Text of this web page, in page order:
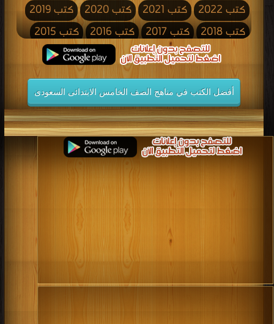
كتب 2022
كتب 2021 كتب 2020
كتب 2019
كتب 2018
كتب 2017 كتب 2016
كتب 2015
كتب 2013 كتب 2012
كتب 2011
كتب 2010
كتب 2009 كتب 2008
كتب 2007
كتب 2006
كتب 2005 كتب 2004
كتب 2003
كتب 2002
كتب 2001 كتب 2000
كتب 1999
كتب 1998
كتب 1997 كتب 1996
كتب 1995
كتب 1994
كتب 1993 كتب 1992
كتب 1991
كتب 1984
كتب 1981 كتب 1980
كتب 1979
كتب 1976
كتب 1975
كتب 1973
كتب 1964
أفضل الكتب في مناهج الصف الخامس الابتدائى السعودى